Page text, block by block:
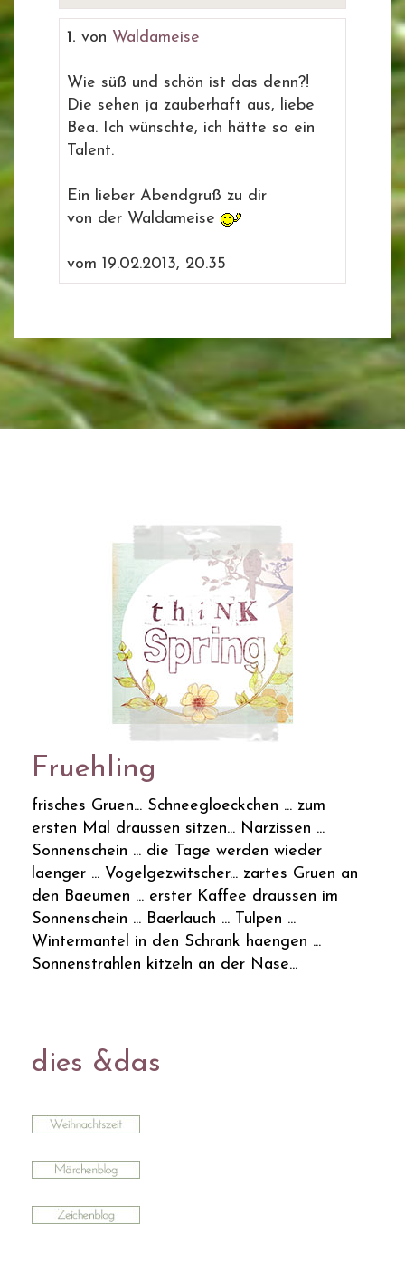
1. von Waldameise
Wie süß und schön ist das denn?!
Die sehen ja zauberhaft aus, liebe
Bea. Ich wünschte, ich hätte so ein
Talent.
Ein lieber Abendgruß zu dir
von der Waldameise
vom 19.02.2013, 20.35
Fruehling
frisches Gruen... Schneegloeckchen ... zum
ersten Mal draussen sitzen... Narzissen ...
Sonnenschein ... die Tage werden wieder
laenger ... Vogelgezwitscher... zartes Gruen an
den Baeumen ... erster Kaffee draussen im
Sonnenschein ... Baerlauch ... Tulpen ...
Wintermantel in den Schrank haengen ...
Sonnenstrahlen kitzeln an der Nase...
dies &das